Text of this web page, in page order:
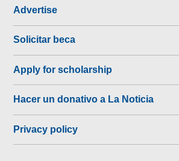
Advertise
Solicitar beca
Apply for scholarship
Hacer un donativo a La Noticia
Privacy policy